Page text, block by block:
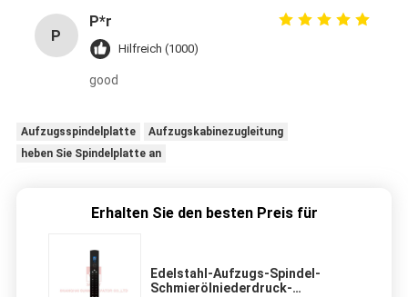
P
P*r
Hilfreich (1000)
good
Aufzugsspindelplatte
Aufzugskabinezugleitung
heben Sie Spindelplatte an
Erhalten Sie den besten Preis für
Edelstahl-Aufzugs-Spindel-
Schmierölniederdruck-